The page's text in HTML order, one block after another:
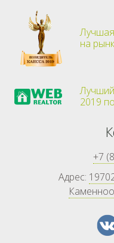
на
2019
+7
Адрес: